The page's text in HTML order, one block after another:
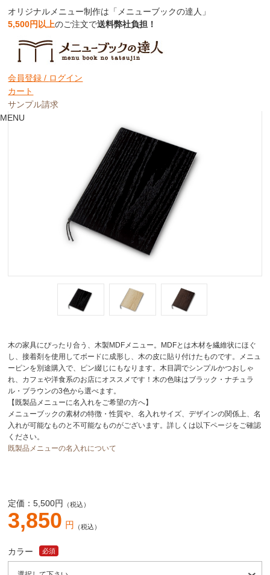
オリジナルメニュー制作は「メニューブックの達人」
5,500円以上のご注文で送料弊社負担！
会員登録 / ログイン
カート
サンプル請求
MENU
【B5/4P】木製ＭＤＦメニューブック(ひ
も綴じ）【MTWB-912】
木の家具にぴったり合う、木製MDFメニュー。MDFとは木材を繊維状にほぐ
し、接着剤を使用してボードに成形し、木の皮に貼り付けたものです。メニュ
ーピンを別途購入で、ピン綴じにもなります。木目調でシンプルかつおしゃ
れ、カフェや洋食系のお店にオススメです！木の色味はブラック・ナチュラ
ル・ブラウンの3色から選べます。
【既製品メニューに名入れをご希望の方へ】
メニューブックの素材の特徴・性質や、名入れサイズ、デザインの関係上、名
入れが可能なものと不可能なものがございます。詳しくは以下ページをご確認
ください。
既製品メニューの名入れについて
定価：5,500円 （税込）
3,850 円 （税込）
カラー 必須